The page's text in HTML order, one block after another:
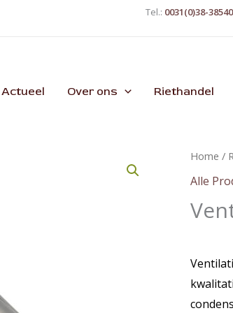
Tel.: 0031(0)38-
Actueel Over ons Riethandel
Home /
Alle